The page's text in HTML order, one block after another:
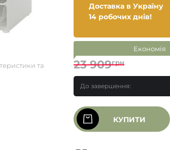
та
Доставка в Україну
14 робочих днів!
Економія
23 909грн
До завершення:
КУПИТИ